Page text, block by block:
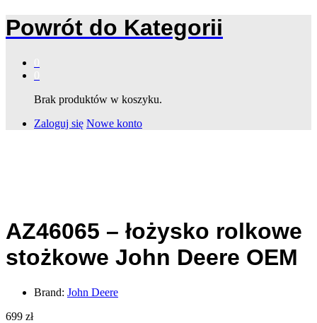
Powrót do Kategorii
Brak produktów w koszyku.
Zaloguj się Nowe konto
AZ46065 – łożysko rolkowe
stożkowe John Deere OEM
Brand: John Deere
699 zł